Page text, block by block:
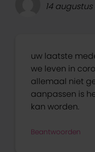
14 augustus
uw laatste
we leven in
allemaal niet
aanpassen is
kan worden.
Beantwoorden